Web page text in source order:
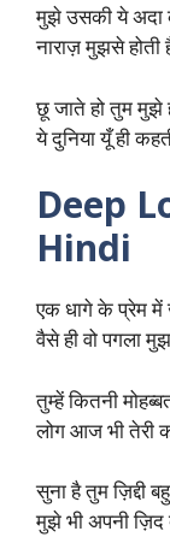
मुझे उसकी ये अदा
नाराज़ मुझसे
छू जाते हो तुम मुझे
ये दुनिया यूँ ही
Deep
Hindi
एक धागे के प्रेम में
वैसे ही वो पगला
तुम्हें कितनी
लोग आज भी तेरी
सुना है तुम ज़िद्दी
मुझे भी अपनी ज़िद